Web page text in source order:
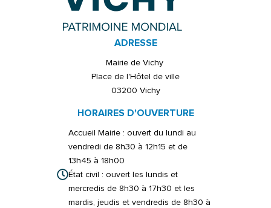
ADRESSE
Mairie de Vichy
Place de l'Hôtel de ville
03200 Vichy
HORAIRES D'OUVERTURE
Accueil Mairie : ouvert du lundi au
vendredi de 8h30 à 12h15 et de
13h45 à 18h00
État civil : ouvert les lundis et
mercredis de 8h30 à 17h30 et les
mardis, jeudis et vendredis de 8h30 à